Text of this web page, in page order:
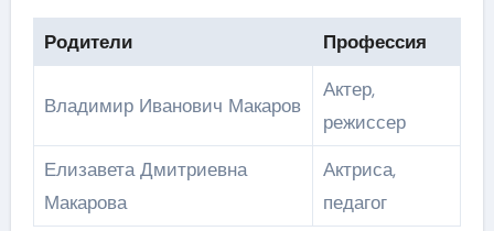
Родители Профессия
Владимир Иванович Макаров
Актер,
режиссер
Елизавета Дмитриевна
Макарова
Актриса,
педагог